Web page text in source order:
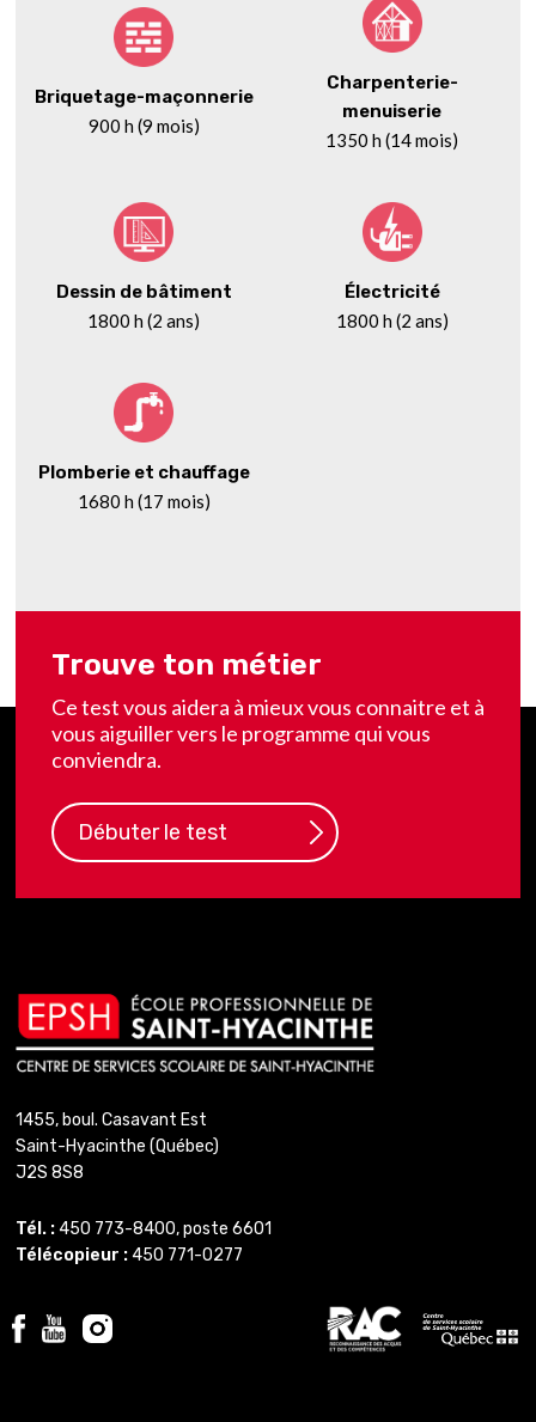
Briquetage-maçonnerie
900 h (9 mois)
Charpenterie-
menuiserie
1350 h (14 mois)
Dessin de bâtiment
1800 h (2 ans)
Électricité
1800 h (2 ans)
Plomberie et chauffage
1680 h (17 mois)
Trouve ton métier
Ce test vous aidera à mieux vous connaitre et à
vous aiguiller vers le programme qui vous
conviendra.
Débuter le test
1455, boul. Casavant Est
Saint-Hyacinthe (Québec)
J2S 8S8
Tél. :450 773-8400, poste 6601
Télécopieur :450 771-0277
Facebook
YoutubeInstagram
Reconnaissance
des
Centre
de